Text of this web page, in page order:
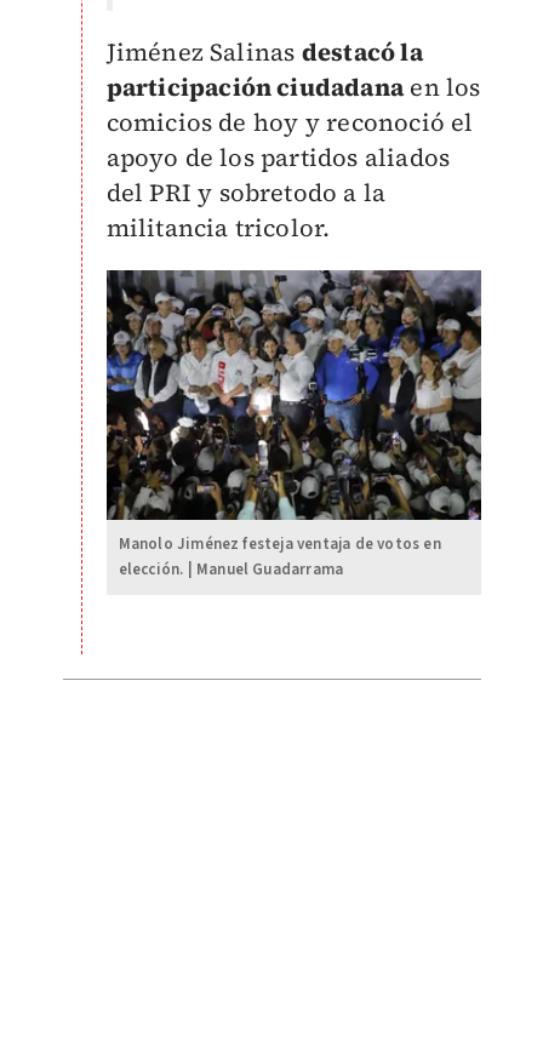
Jiménez Salinas destacó la
participación ciudadanaen los
comicios de hoy y reconoció el
apoyo de los partidos aliados
del PRI y sobretodo a la
militancia tricolor.
Manolo Jiménez festeja ventaja de votos en
elección. | Manuel Guadarrama